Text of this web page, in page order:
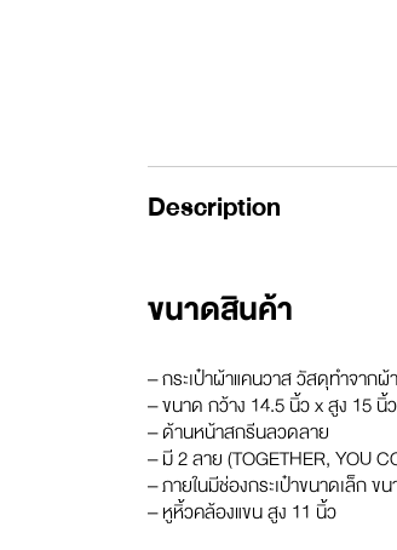
Description
ขนาดสินค้า
– กระเป๋าผ้าแคนวาส วัสดุทำจาก
– ขนาด กว้าง 14.5 นิ้ว x สูง 15 นิ้ว
– ด้านหน้าสกรีนลวดลาย
– มี 2 ลาย (TOGETHER, YOU
– ภายในมีช่องกระเป๋าขนาดเล็ก ข
– หูหิ้วคล้องแขน สูง 11 นิ้ว